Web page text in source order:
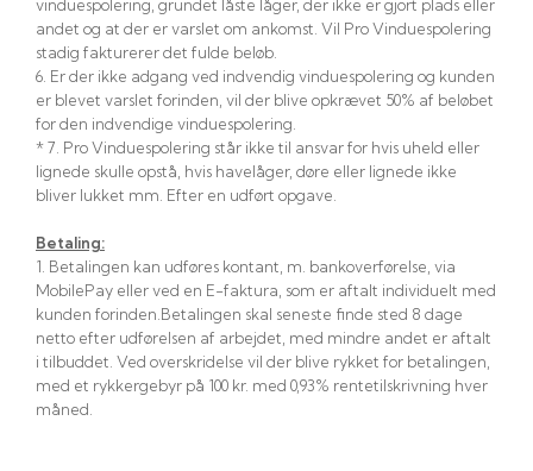
vinduespolering, grundet låste låger, der ikke er gjort plads eller
andet og at der er varslet om ankomst. Vil Pro Vinduespolering
stadig fakturerer det fulde beløb.​
​6. Er der ikke adgang ved indvendig vinduespolering og kunden
er blevet varslet forinden, vil der blive opkrævet 50% af beløbet
for den indvendige vinduespolering.​
​* 7. Pro Vinduespolering står ikke til ansvar for hvis uheld eller
lignede skulle opstå, hvis havelåger, døre eller lignede ikke
bliver lukket mm. Efter en udført opgave.
Betaling:
​1. Betalingen kan udføres kontant, m. bankoverførelse, via
MobilePay eller ved en E-faktura, som er aftalt individuelt med
kunden forinden.​Betalingen skal seneste finde sted 8 dage
netto efter udførelsen af arbejdet, med mindre andet er aftalt
i tilbuddet. Ved overskridelse vil der blive rykket for betalingen,
med et rykkergebyr på 100 kr. med 0,93% rentetilskrivning hver
måned.